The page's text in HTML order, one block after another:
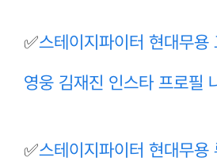
✅스테이지파이터 현대무용
영웅 김재진 인스타 프로필
✅스테이지파이터 현대무용